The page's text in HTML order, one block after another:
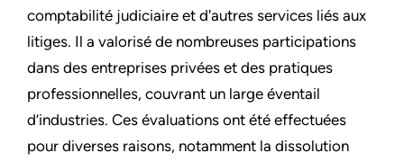
comptabilité judiciaire et d'autres services liés aux
litiges. Il a valorisé de nombreuses participations
dans des entreprises privées et des pratiques
professionnelles, couvrant un large éventail
d’industries. Ces évaluations ont été effectuées
pour diverses raisons, notamment la dissolution